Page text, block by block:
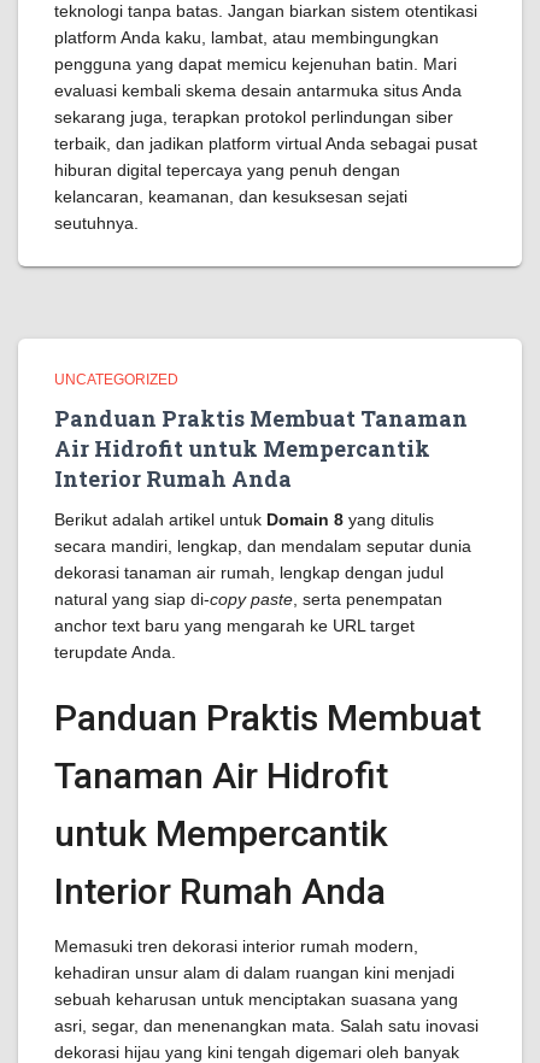
teknologi tanpa batas. Jangan biarkan sistem otentikasi
platform Anda kaku, lambat, atau membingungkan
pengguna yang dapat memicu kejenuhan batin. Mari
evaluasi kembali skema desain antarmuka situs Anda
sekarang juga, terapkan protokol perlindungan siber
terbaik, dan jadikan platform virtual Anda sebagai pusat
hiburan digital tepercaya yang penuh dengan
kelancaran, keamanan, dan kesuksesan sejati
seutuhnya.
UNCATEGORIZED
Panduan Praktis Membuat Tanaman
Air Hidrofit untuk Mempercantik
Interior Rumah Anda
Berikut adalah artikel untuk Domain 8 yang ditulis
secara mandiri, lengkap, dan mendalam seputar dunia
dekorasi tanaman air rumah, lengkap dengan judul
natural yang siap di-copy paste , serta penempatan
anchor text baru yang mengarah ke URL target
terupdate Anda.
Panduan Praktis Membuat
Tanaman Air Hidrofit
untuk Mempercantik
Interior Rumah Anda
Memasuki tren dekorasi interior rumah modern,
kehadiran unsur alam di dalam ruangan kini menjadi
sebuah keharusan untuk menciptakan suasana yang
asri, segar, dan menenangkan mata. Salah satu inovasi
dekorasi hijau yang kini tengah digemari oleh banyak